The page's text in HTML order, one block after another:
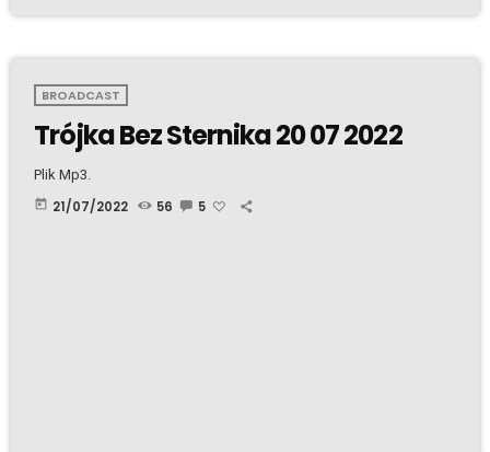
BROADCAST
Trójka Bez Sternika 20 07 2022
Plik Mp3.
today 21/07/2022 56 5